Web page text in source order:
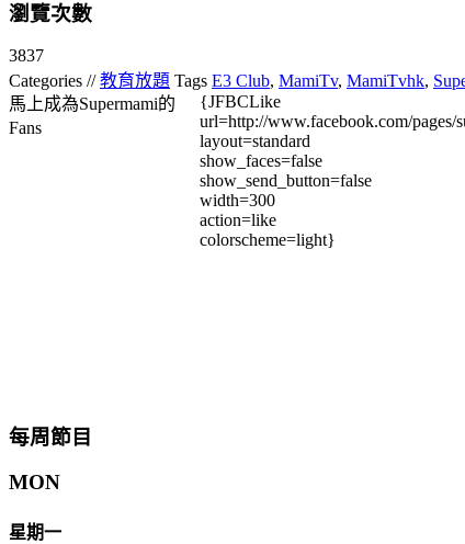
瀏覽次數
3837
Categories //教育放題 Tags E3 Club, MamiTv, MamiTvhk,
馬上成為Supermami的
Fans
{JFBCLike
url=http://www.facebook.com/pages/
layout=standard
show_faces=false
show_send_button=false
width=300
action=like
colorscheme=light}
每周節目
MON
星期一